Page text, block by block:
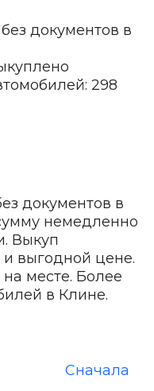
документов в
298
документов в
немедленно
Выкуп
и выгодной цене.
месте. Более
в Клине.
Сначала